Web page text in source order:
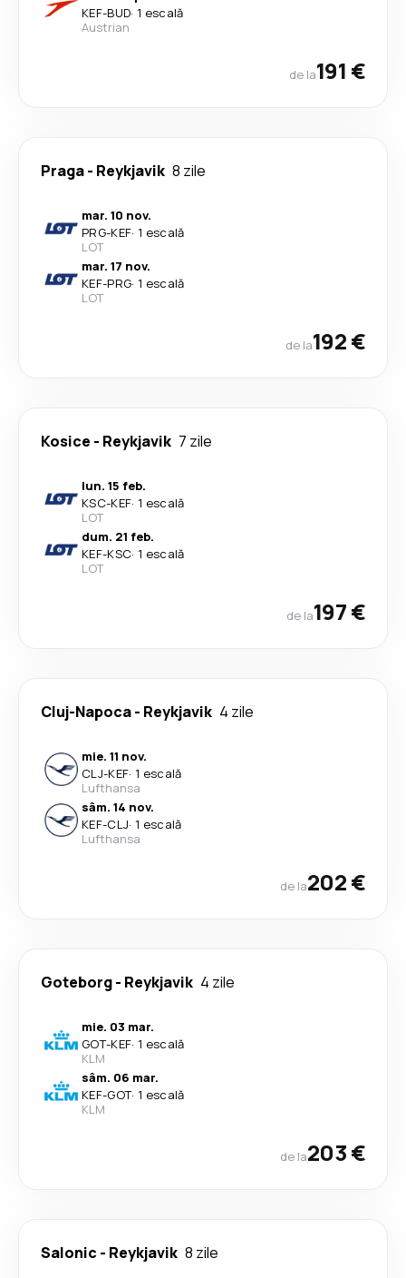
KEF-BUD· 1 escală
Austrian
de la191 €
Praga- Reykjavik 8 zile
mar. 10 nov.
PRG-KEF· 1 escală
LOT
mar. 17 nov.
KEF-PRG· 1 escală
LOT
de la192 €
Kosice - Reykjavik 7 zile
lun. 15 feb.
KSC-KEF· 1 escală
LOT
dum. 21 feb.
KEF-KSC· 1 escală
LOT
de la197 €
Cluj-Napoca- Reykjavik 4 zile
mie. 11 nov.
CLJ-KEF· 1 escală
Lufthansa
sâm. 14 nov.
KEF-CLJ· 1 escală
Lufthansa
de la202 €
Goteborg- Reykjavik 4 zile
mie. 03 mar.
GOT-KEF· 1 escală
KLM
sâm. 06 mar.
KEF-GOT· 1 escală
KLM
de la203 €
Salonic - Reykjavik 8 zile